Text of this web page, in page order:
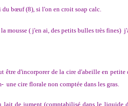
bœuf (8), si l'on en croit soap calc.
mousse ( j'en ai, des petits bulles très fines)
être d'incorporer de la cire d'abeille en
une cire florale non comptée dans les gras.
lait de jument (comptabilisé dans le liquide